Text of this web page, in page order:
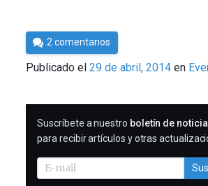
Por
Cultura
Cientifica
2 comentarios
Publicado el29 de abril, 2014 en
SUSCRIBIRME
Suscríbete a nuestro boletín de
para recibir artículos y otras